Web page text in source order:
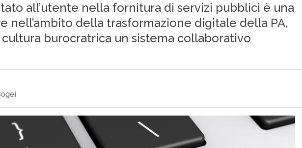
all’utente nella fornitura di servizi pubblici è una
nell’ambito della trasformazione digitale della PA,
burocratrica un sistema collaborativo